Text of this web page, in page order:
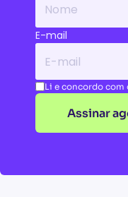
Nome
E-mail
E-mail
Li e concordo com
Assinar